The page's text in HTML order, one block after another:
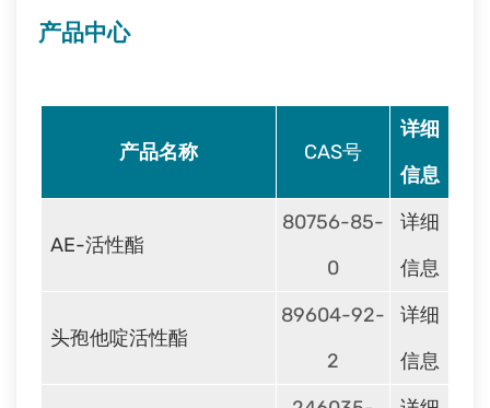
产品中心
产品名称 CAS号
详细
信息
AE-活性酯
80756-85-
0
详细
信息
头孢他啶活性酯
89604-92-
2
详细
信息